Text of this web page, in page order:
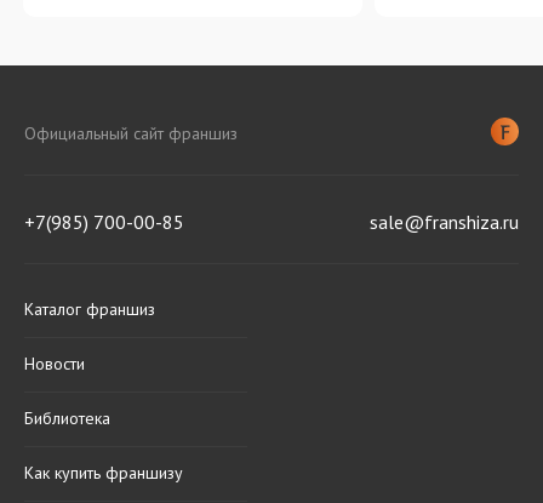
Официальный сайт франшиз
+7(985) 700-00-85 sale@franshiza.ru
Каталог франшиз
Новости
Библиотека
Как купить франшизу